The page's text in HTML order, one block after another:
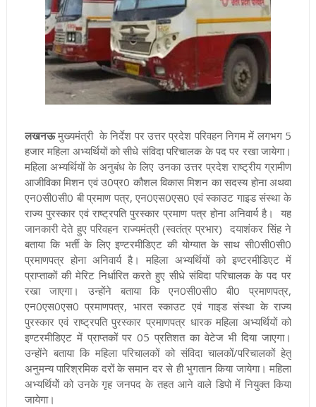
लखनऊ मुख्यमंत्री के निर्देश पर उत्तर प्रदेश परिवहन निगम में लगभग 5
हजार महिला अभ्यर्थियों को सीधे संविदा परिचालक के पद पर रखा जायेगा।
महिला अभ्यर्थियों के अनुबंध के लिए उनका उत्तर प्रदेश राष्ट्रीय ग्रामीण
आजीविका मिशन एवं उ0प्र0 कौशल विकास मिशन का सदस्य होना अथवा
एन0सी0सी0 बी प्रमाण पत्र, एन0एस0एस0 एवं स्काउट गाइड संस्था के
राज्य पुरस्कार एवं राष्ट्रपति पुरस्कार प्रमाण पत्र होना अनिवार्य है।यह
जानकारी देते हुए परिवहन राज्यमंत्री (स्वतंत्र प्रभार) दयाशंकर सिंह ने
बताया कि भर्ती के लिए इण्टरमीडिएट की योग्यात के साथ सी0सी0सी0
प्रमाणपत्र होना अनिवार्य है। महिला अभ्यर्थियों को इण्टरमीडिएट में
प्राप्ताकों की मेरिट निर्धारित करते हुए सीधे संविदा परिचालक के पद पर
रखा जाएगा। उन्होंने बताया कि एन0सी0सी0 बी0 प्रमाणपत्र,
एन0एस0एस0 प्रमाणपत्र, भारत स्काउट एवं गाइड संस्था के राज्य
पुरस्कार एवं राष्ट्रपति पुरस्कार प्रमाणपत्र धारक महिला अभ्यर्थियों को
इण्टरमीडिएट में प्राप्तकों पर 05 प्रतिशत का वेटेज भी दिया जाएगा।
उन्होंने बताया कि महिला परिचालकों को संविदा चालकों/परिचालकों हेतु
अनुमन्य पारिश्रमिक दरों के समान दर से ही भुगतान किया जायेगा। महिला
अभ्यर्थियोें को उनके गृह जनपद के तहत आने वाले डिपो में नियुक्त किया
जायेगा।